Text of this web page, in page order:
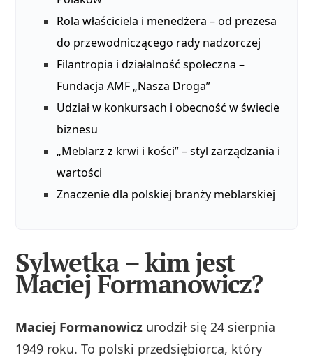
Rola właściciela i menedżera – od prezesa
do przewodniczącego rady nadzorczej
Filantropia i działalność społeczna –
Fundacja AMF „Nasza Droga”
Udział w konkursach i obecność w świecie
biznesu
„Meblarz z krwi i kości” – styl zarządzania i
wartości
Znaczenie dla polskiej branży meblarskiej
Sylwetka – kim jest
Maciej Formanowicz?
Maciej Formanowicz urodził się 24 sierpnia
1949 roku. To polski przedsiębiorca, który